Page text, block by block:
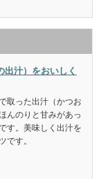
出汁）をおいしく
取った出汁（かつお
んのりと甘みがあっ
す。美味しく出汁を
です。